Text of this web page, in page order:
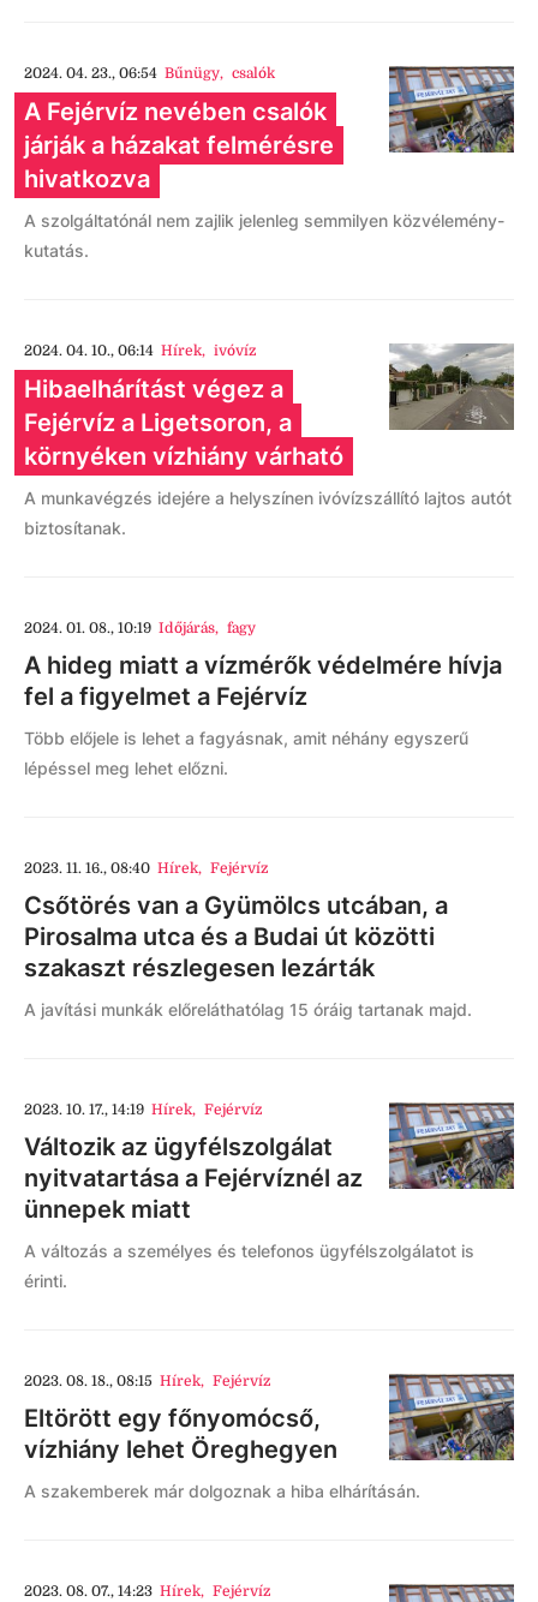
2024. 04. 23., 06:54 Bűnügy, csalók
A Fejérvíz nevében csalók
járják a házakat felmérésre
hivatkozva
A szolgáltatónál nem zajlik jelenleg semmilyen közvélemény-
kutatás.
2024. 04. 10., 06:14 Hírek, ivóvíz
Hibaelhárítást végez a
Fejérvíz a Ligetsoron, a
környéken vízhiány várható
A munkavégzés idejére a helyszínen ivóvízszállító lajtos autót
biztosítanak.
2024. 01. 08., 10:19 Időjárás, fagy
A hideg miatt a vízmérők védelmére hívja
fel a figyelmet a Fejérvíz
Több előjele is lehet a fagyásnak, amit néhány egyszerű
lépéssel meg lehet előzni.
2023. 11. 16., 08:40 Hírek, Fejérvíz
Csőtörés van a Gyümölcs utcában, a
Pirosalma utca és a Budai út közötti
szakaszt részlegesen lezárták
A javítási munkák előreláthatólag 15 óráig tartanak majd.
2023. 10. 17., 14:19 Hírek, Fejérvíz
Változik az ügyfélszolgálat
nyitvatartása a Fejérvíznél az
ünnepek miatt
A változás a személyes és telefonos ügyfélszolgálatot is
érinti.
2023. 08. 18., 08:15 Hírek, Fejérvíz
Eltörött egy főnyomócső,
vízhiány lehet Öreghegyen
A szakemberek már dolgoznak a hiba elhárításán.
2023. 08. 07., 14:23 Hírek, Fejérvíz